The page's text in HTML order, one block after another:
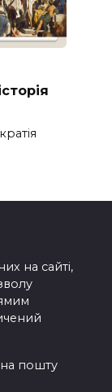
на сайті,
пошту